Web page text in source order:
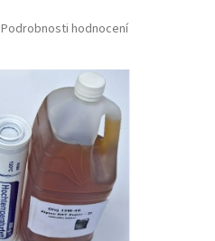
Podrobnosti hodnocení